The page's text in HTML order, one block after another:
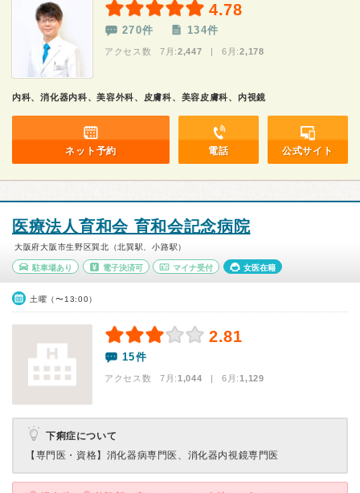
4.78
270件 134件
アクセス数 7月:2,447 | 6月:2,178
内科、消化器内科、美容外科、皮膚科、美容皮膚科、内視鏡
ネット予約 電話 公式サイト
医療法人育和会 育和会記念病院
大阪府大阪市生野区巽北（北巽駅、小路駅）
駐車場あり 電子決済可 マイナ受付 女医在籍
土曜（〜13:00）
2.81
15件
アクセス数 7月:1,044 | 6月:1,129
下痢症について
【専門医・資格】 消化器病専門医、消化器内視鏡専門医